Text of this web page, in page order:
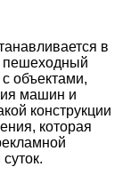
в
пешеходный
объектами,
машин и
конструкции
которая